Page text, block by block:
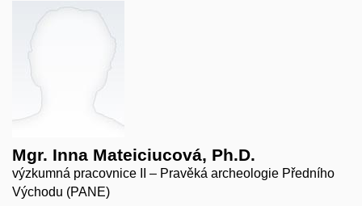
Mgr. Inna Mateiciucová, Ph.D.
výzkumná pracovnice II – Pravěká archeologie Předního
Východu (PANE)